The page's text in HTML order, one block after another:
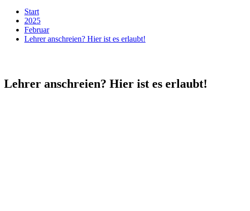
Start
2025
Februar
Lehrer anschreien? Hier ist es erlaubt!
Lehrer anschreien? Hier ist es erlaubt!